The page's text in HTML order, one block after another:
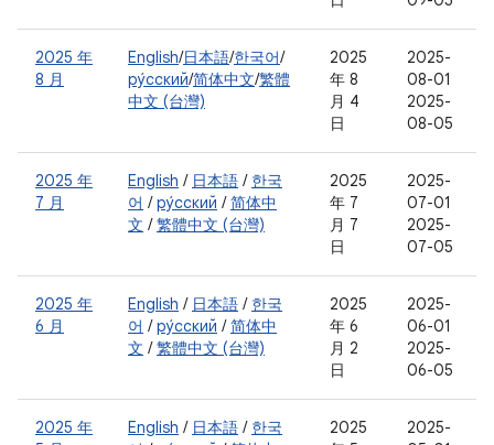
2025 年
8 月
English/日本語/한국어/
ру́сский/简体中文/繁體
中文 (台灣)
2025
年 8
月 4
日
2025-
08-01
2025-
08-05
2025 年
7 月
English / 日本語 / 한국
어 /ру́сский /简体中
文 /繁體中文 (台灣)
2025
年 7
月 7
日
2025-
07-01
2025-
07-05
2025 年
6 月
English / 日本語 / 한국
어 /ру́сский /简体中
文 /繁體中文 (台灣)
2025
年 6
月 2
日
2025-
06-01
2025-
06-05
2025 年
English / 日本語 / 한국
2025
2025-